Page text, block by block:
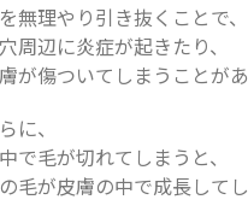
無理やり引き抜くことで、
周辺に炎症が起きたり、
が傷ついてしまうことが
に、
で毛が切れてしまうと、
毛が皮膚の中で成長して